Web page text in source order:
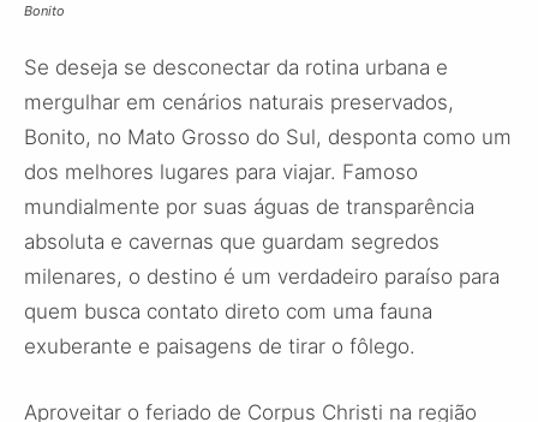
Bonito
Se deseja se desconectar da rotina urbana e
mergulhar em cenários naturais preservados,
Bonito, no Mato Grosso do Sul, desponta como um
dos melhores lugares para viajar. Famoso
mundialmente por suas águas de transparência
absoluta e cavernas que guardam segredos
milenares, o destino é um verdadeiro paraíso para
quem busca contato direto com uma fauna
exuberante e paisagens de tirar o fôlego.
Aproveitar o feriado de Corpus Christi na região